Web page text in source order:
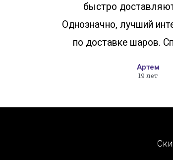
быстро
Однозначно, лучший
по доставке шаров.
Артем
19 лет